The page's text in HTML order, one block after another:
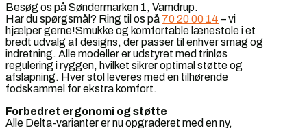
Besøg os på Søndermarken 1, Vamdrup.
Har du spørgsmål? Ring til os på 70 20 00 14 – vi
hjælper gerne!Smukke og komfortable lænestole i et
bredt udvalg af designs, der passer til enhver smag og
indretning. Alle modeller er udstyret med trinløs
regulering i ryggen, hvilket sikrer optimal støtte og
afslapning. Hver stol leveres med en tilhørende
fodskammel for ekstra komfort.
Forbedret ergonomi og støtte
Alle Delta-varianter er nu opgraderet med en ny,